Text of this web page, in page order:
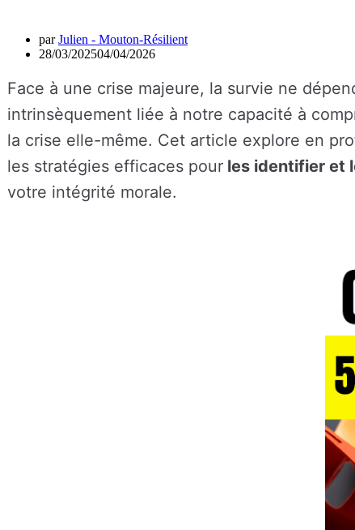
parJulien - Mouton-Résilient
28/03/202504/04/2026
Face à une crise majeure, la survie ne
intrinsèquement liée à notre capacité à
la crise elle-même. Cet article explore en
les stratégies efficaces pour les identifier et
votre intégrité morale.